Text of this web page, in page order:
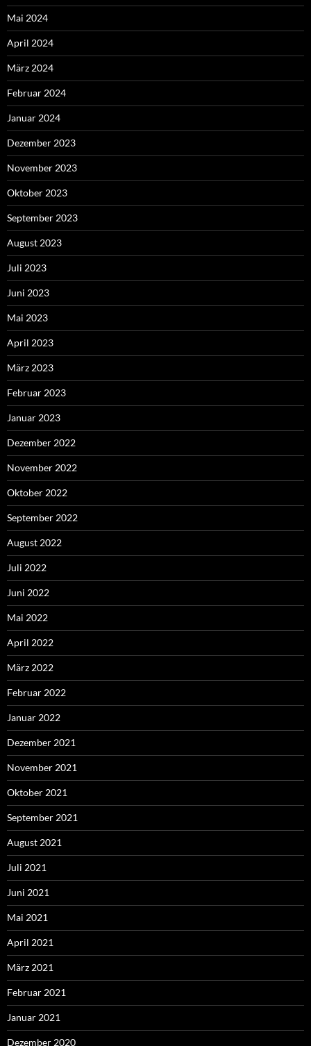
Mai 2024
April 2024
März 2024
Februar 2024
Januar 2024
Dezember 2023
November 2023
Oktober 2023
September 2023
August 2023
Juli 2023
Juni 2023
Mai 2023
April 2023
März 2023
Februar 2023
Januar 2023
Dezember 2022
November 2022
Oktober 2022
September 2022
August 2022
Juli 2022
Juni 2022
Mai 2022
April 2022
März 2022
Februar 2022
Januar 2022
Dezember 2021
November 2021
Oktober 2021
September 2021
August 2021
Juli 2021
Juni 2021
Mai 2021
April 2021
März 2021
Februar 2021
Januar 2021
Dezember 2020